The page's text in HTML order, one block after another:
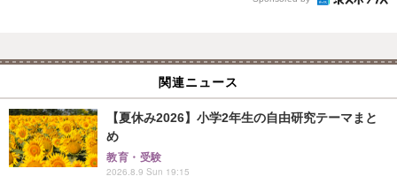
関連ニュース
【夏休み2026】小学2年生の自由研究テーマまと
め
教育・受験
2026.8.9 Sun 19:15